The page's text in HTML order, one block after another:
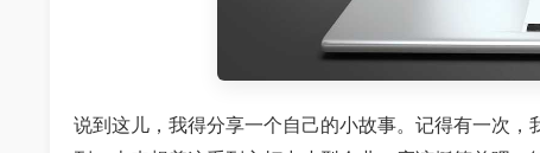
说到这儿，我得分享一个自己的小故事。记得有一次